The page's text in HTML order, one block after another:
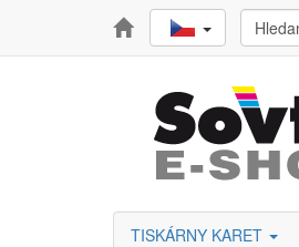
TISKÁRNY KARET